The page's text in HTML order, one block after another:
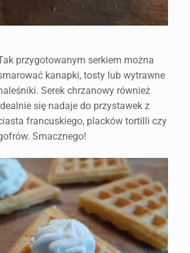
przygotowanym serkiem można
kanapki, tosty lub wytrawne
Serek chrzanowy również
się nadaje do przystawek z
francuskiego, placków tortilli czy
Smacznego!